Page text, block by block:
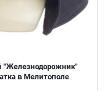
"Железнодорожник"
в Мелитополе